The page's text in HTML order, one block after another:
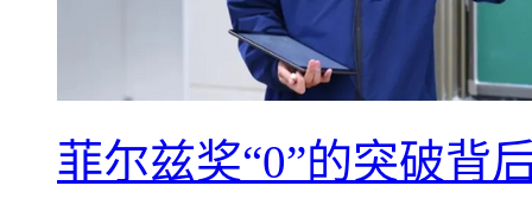
菲尔兹奖“0”的突破背